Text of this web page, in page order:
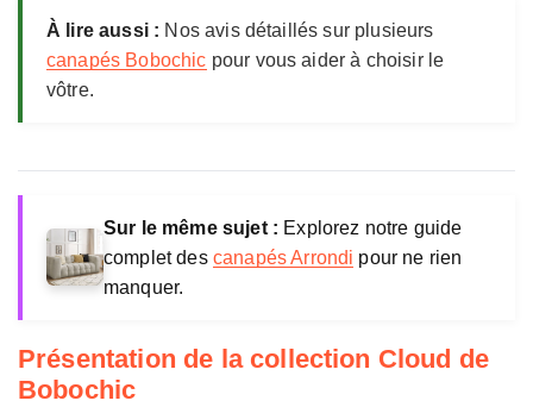
o
b
o
i
Couchage
convertible)
Prix constaté
À lire aussi : Nos avis détaillés sur plusieurs
canapés Bobochic pour vous aider à choisir le
vôtre.
Sur le même sujet : Explorez notre guide
complet des canapés Arrondi pour ne rien
manquer.
Présentation de la collection Cloud de
Bobochic